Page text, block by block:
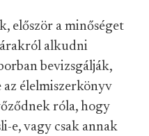
először a minőséget
alkudni
bevizsgálják,
élelmiszerkönyv
róla, hogy
e, vagy csak annak